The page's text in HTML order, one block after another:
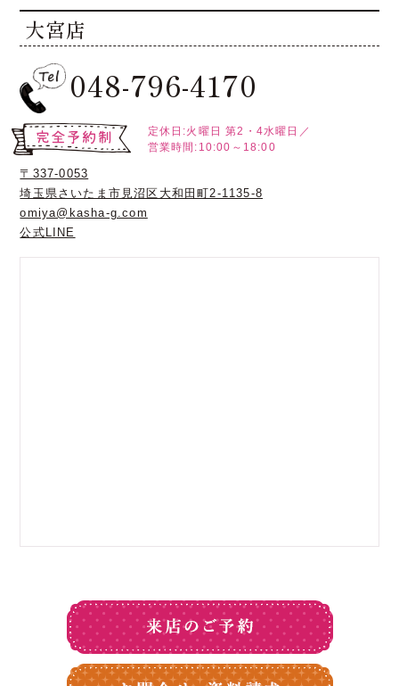
大宮店
048-796-4170
定休日:火曜日 第2・4水曜日／
営業時間:10:00～18:00
〒337-0053
埼玉県さいたま市見沼区大和田町2-1135-8
omiya@kasha-g.com
公式LINE